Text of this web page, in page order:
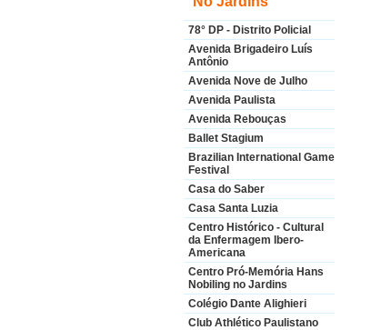
78° DP - Distrito Policial
Avenida Brigadeiro Luís
Antônio
Avenida Nove de Julho
Avenida Paulista
Avenida Rebouças
Ballet Stagium
Brazilian International Game
Festival
Casa do Saber
Casa Santa Luzia
Centro Histórico - Cultural
da Enfermagem Ibero-
Americana
Centro Pró-Memória Hans
Nobiling no Jardins
Colégio Dante Alighieri
Club Athlético Paulistano